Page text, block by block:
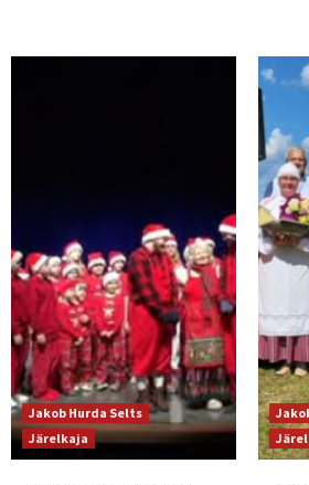
Jakob Hurda Selts
Järelkaja